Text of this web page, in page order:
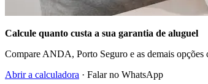
Calcule quanto custa a sua garantia de aluguel
Compare ANDA, Porto Seguro e as demais
Abrir a calculadora · Falar no WhatsApp